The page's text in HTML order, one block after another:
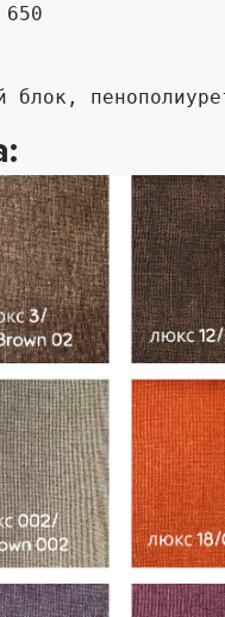
блок,